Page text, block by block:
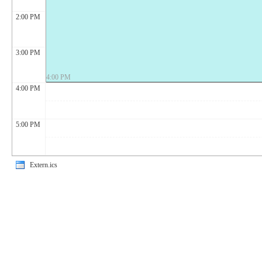
4:00 PM
2:00 PM
3:00 PM
4:00 PM
5:00 PM
Extern.ics